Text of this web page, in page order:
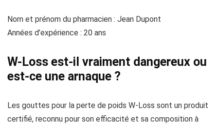
Nom et prénom du pharmacien : Jean Dupont
Années d’expérience : 20 ans
W-Loss est-il vraiment dangereux ou
est-ce une arnaque ?
Les gouttes pour la perte de poids W-Loss sont un produit
certifié, reconnu pour son efficacité et sa composition à